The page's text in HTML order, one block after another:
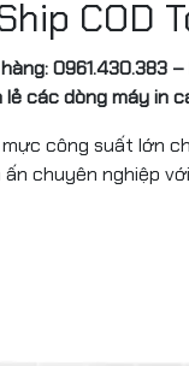
COD
0961.430.383
lẻ các dòng máy in
công suất lớn
ấn chuyên nghiệp